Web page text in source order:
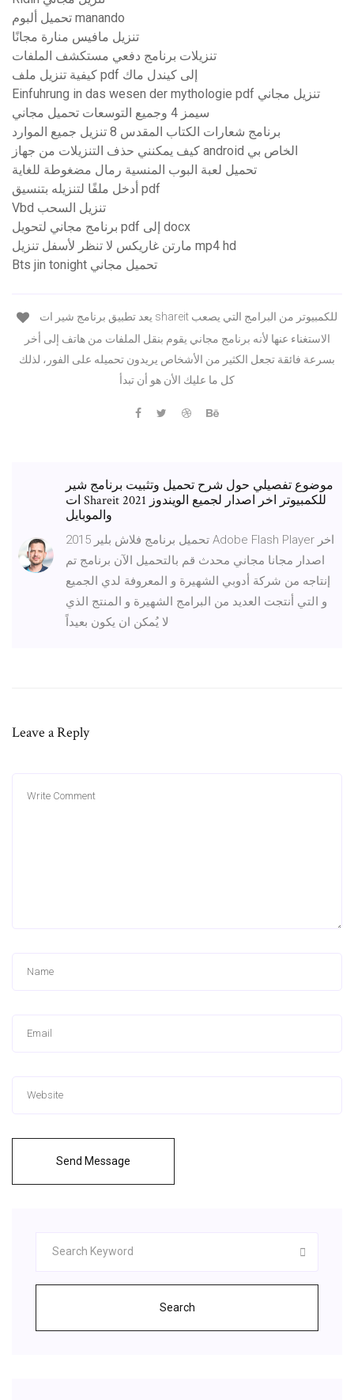
تحميل ألبوم manando
تنزيل مافيس منارة مجانًا
تنزيلات برنامج دفعي مستكشف الملفات
كيفية تنزيل ملف pdf إلى كيندل ماك
Einfuhrung in das wesen der mythologie pdf تنزيل مجاني
سيمز 4 وجميع التوسعات تحميل مجاني
برنامج شعارات الكتاب المقدس 8 تنزيل جميع الموارد
كيف يمكنني حذف التنزيلات من جهاز android الخاص بي
تحميل لعبة البوب ​​المنسية رمال مضغوطة للغاية
أدخل ملفًا لتنزيله بتنسيق pdf
Vbd تنزيل السحب
برنامج مجاني لتحويل pdf إلى docx
مارتن غاريكس لا تنظر لأسفل تنزيل mp4 hd
Bts jin tonight تحميل مجاني
الاستغناء عنها لأنه برنامج مجاني يقوم بنقل الملفات من هاتف إلى أخر
بسرعة فائقة تجعل الكثير من الأشخاص يريدون تحميله على الفور، لذلك
كل ما عليك الأن هو أن تبدأ
موضوع تفصيلي حول شرح تحميل وتثبيت برنامج شير
ات Shareit 2021 للكمبيوتر اخر اصدار لجميع الويندوز
والموبايل
تحميل برنامج فلاش بلير 2015 Adobe Flash Player اخر
اصدار مجانا مجاني محدث قم بالتحميل الآن برنامج تم
إنتاجه من شركة أدوبي الشهيرة و المعروفة لدي الجميع
و التي أنتجت العديد من البرامج الشهيرة و المنتج الذي
لا يُمكن ان يكون بعيداً
Leave a Reply
Send Message
Search